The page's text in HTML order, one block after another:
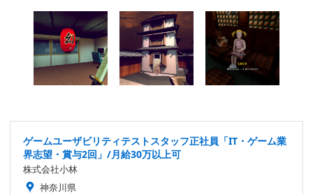
ゲームユーザビリティテストスタッフ正社員「IT・ゲーム業
界志望・賞与2回」/月給30万以上可
株式会社小林
神奈川県